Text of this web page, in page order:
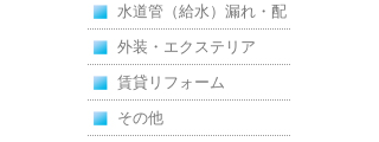
水道管（給水）漏れ・配
管
外装・エクステリア
賃貸リフォーム
その他